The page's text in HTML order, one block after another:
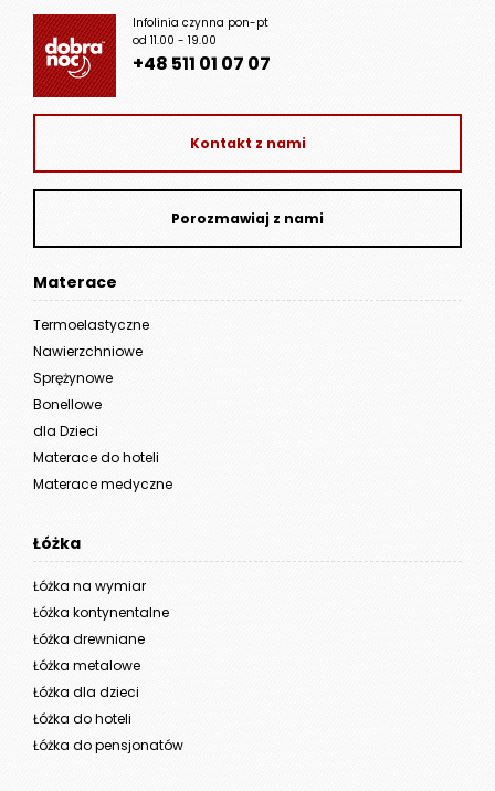
Infolinia czynna pon-pt
od 11.00 - 19.00
+48 511 01 07 07
Kontakt z nami
Porozmawiaj z nami
Materace
Termoelastyczne
Nawierzchniowe
Sprężynowe
Bonellowe
dla Dzieci
Materace do hoteli
Materace medyczne
Łóżka
Łóżka na wymiar
Łóżka kontynentalne
Łóżka drewniane
Łóżka metalowe
Łóżka dla dzieci
Łóżka do hoteli
Łóżka do pensjonatów